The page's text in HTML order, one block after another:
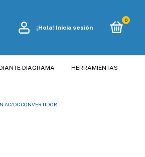
¡Hola! Inicia sesión
0
DIAGRAMA HERRAMIENTAS
AC/DC CONVERTIDOR